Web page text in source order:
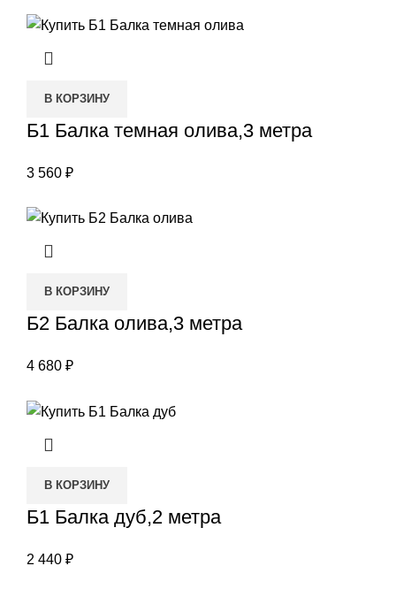
В КОРЗИНУ
Б1 Балка темная олива,3 метра
3 560 ₽
В КОРЗИНУ
Б2 Балка олива,3 метра
4 680 ₽
В КОРЗИНУ
Б1 Балка дуб,2 метра
2 440 ₽